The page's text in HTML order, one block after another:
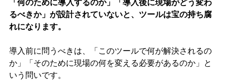
「何のために導入するのか」「導入後に現場がどう変わ
るべきか」が設計されていないと、ツールは宝の持ち腐
れになります。
導入前に問うべきは、「このツールで何が解決されるの
か」「そのために現場の何を変える必要があるのか」と
いう問いです。